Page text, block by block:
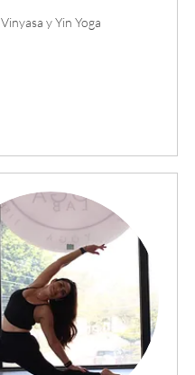
Vinyasa y Yin Yoga